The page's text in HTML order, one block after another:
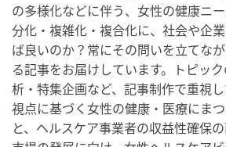
の多様化などに伴う、女性の健康ニ
分化・複雑化・複合化に、社会や企
ば良いのか？常にその問いを立てな
る記事をお届けしています。トピッ
析・特集企画など、記事制作で重視
視点に基づく女性の健康・医療にま
と、ヘルスケア事業者の収益性確保